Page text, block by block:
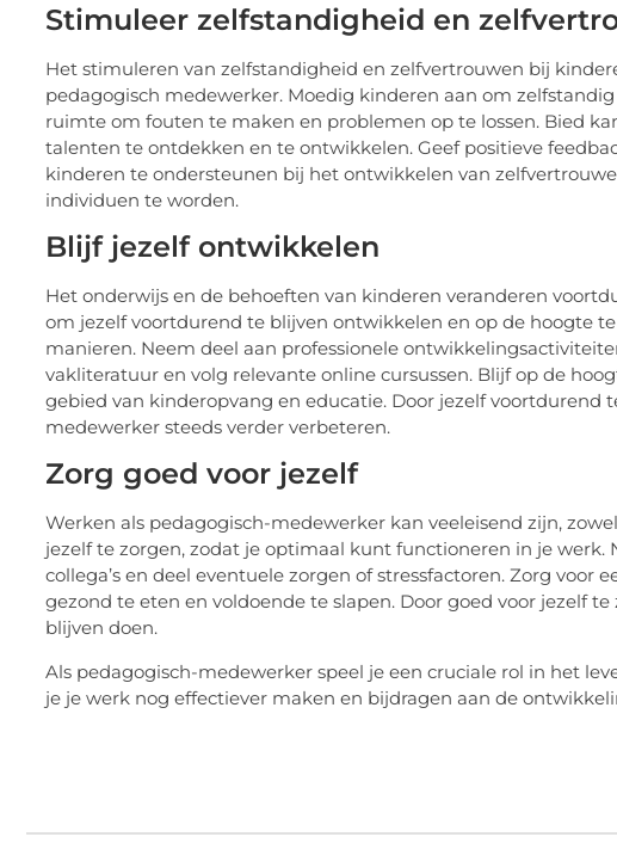
Stimuleer zelfstandigheid en
Het stimuleren van zelfstandigheid en zelfvertrouwen bij
pedagogisch medewerker. Moedig kinderen aan om
ruimte om fouten te maken en problemen op te lossen. Bied
talenten te ontdekken en te ontwikkelen. Geef positieve
kinderen te ondersteunen bij het ontwikkelen van
individuen te worden.
Blijf jezelf ontwikkelen
Het onderwijs en de behoeften van kinderen veranderen
om jezelf voortdurend te blijven ontwikkelen en op de hoogte
manieren. Neem deel aan professionele
vakliteratuur en volg relevante online cursussen. Blijf op de
gebied van kinderopvang en educatie. Door jezelf voortdurend
medewerker steeds verder verbeteren.
Zorg goed voor jezelf
Werken als pedagogisch-medewerker kan veeleisend zijn,
jezelf te zorgen, zodat je optimaal kunt functioneren in je
collega’s en deel eventuele zorgen of stressfactoren. Zorg
gezond te eten en voldoende te slapen. Door goed voor jezelf
blijven doen.
Als pedagogisch-medewerker speel je een cruciale rol in het
je je werk nog effectiever maken en bijdragen aan de